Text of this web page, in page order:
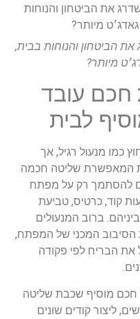
הביטחון והנוחות בבית,
מיותר?
חכם עובד
לבית
כמו מנעול רגיל, אך
המאפשרת שליטה חכמה
להסתמך רק על מפתח
קוד, כרטיס, טביעת
ברוב המנעולים
הסיבוב המכני של המפתח,
את הבריח לפי פקודה
חכם מוסיף שכבת שליטה
ליצור קודים שונים